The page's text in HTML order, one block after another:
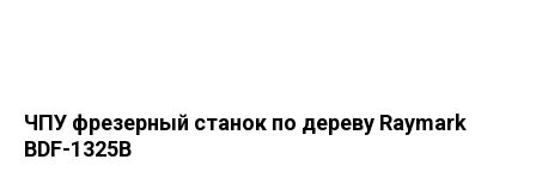
ЧПУ фрезерный станок по дереву Raymark
BDF-1325B